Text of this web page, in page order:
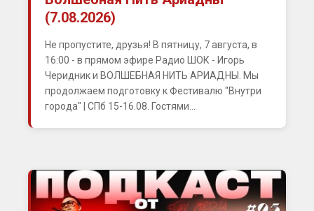
(7.08.2026)
Не пропустите, друзья! В пятницу, 7 августа, в
16:00 - в прямом эфире Радио ШОК - Игорь
Черидник и ВОЛШЕБНАЯ НИТЬ АРИАДНЫ. Мы
продолжаем подготовку к Фестивалю "Внутри
города" | СПб 15-16.08. Гостями...